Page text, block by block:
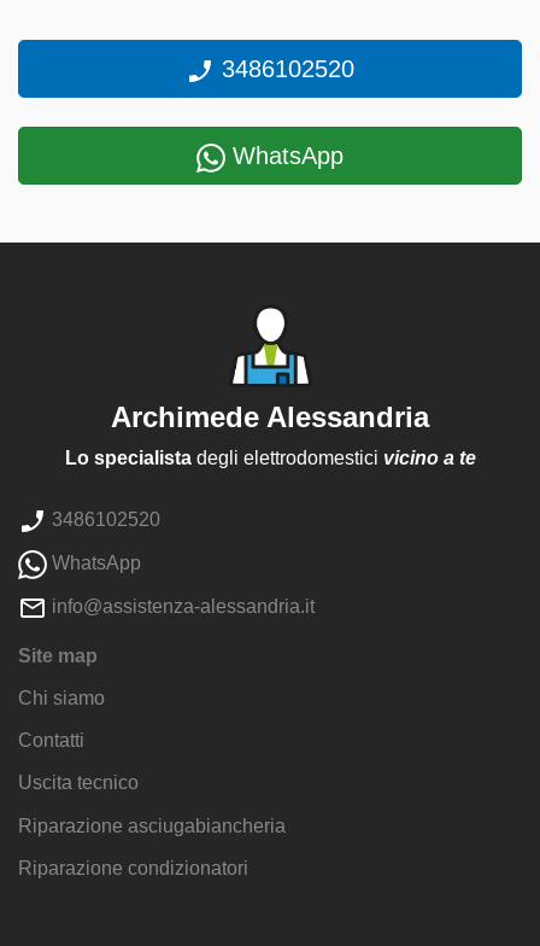
3486102520
WhatsApp
Archimede Alessandria
Lo specialistadegli elettrodomestici vicino a te
3486102520
WhatsApp
info@assistenza-alessandria.it
Site map
Chi siamo
Contatti
Uscita tecnico
Riparazione asciugabiancheria
Riparazione condizionatori